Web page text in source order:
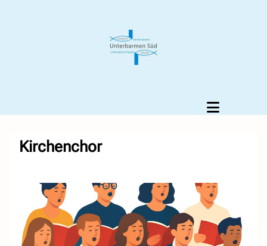
Kirchenchor